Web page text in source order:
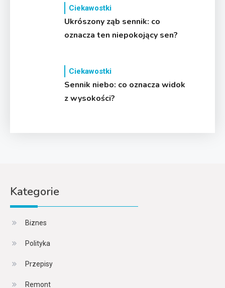
Ciekawostki
Ukrószony ząb sennik: co
oznacza ten niepokojący sen?
Ciekawostki
Sennik niebo: co oznacza widok
z wysokości?
Kategorie
Biznes
Polityka
Przepisy
Remont